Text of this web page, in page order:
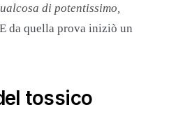
di potentissimo,
da quella prova iniziò un
tossico